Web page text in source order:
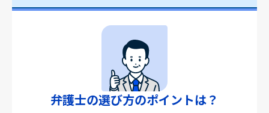
弁護士の選び方のポイントは？